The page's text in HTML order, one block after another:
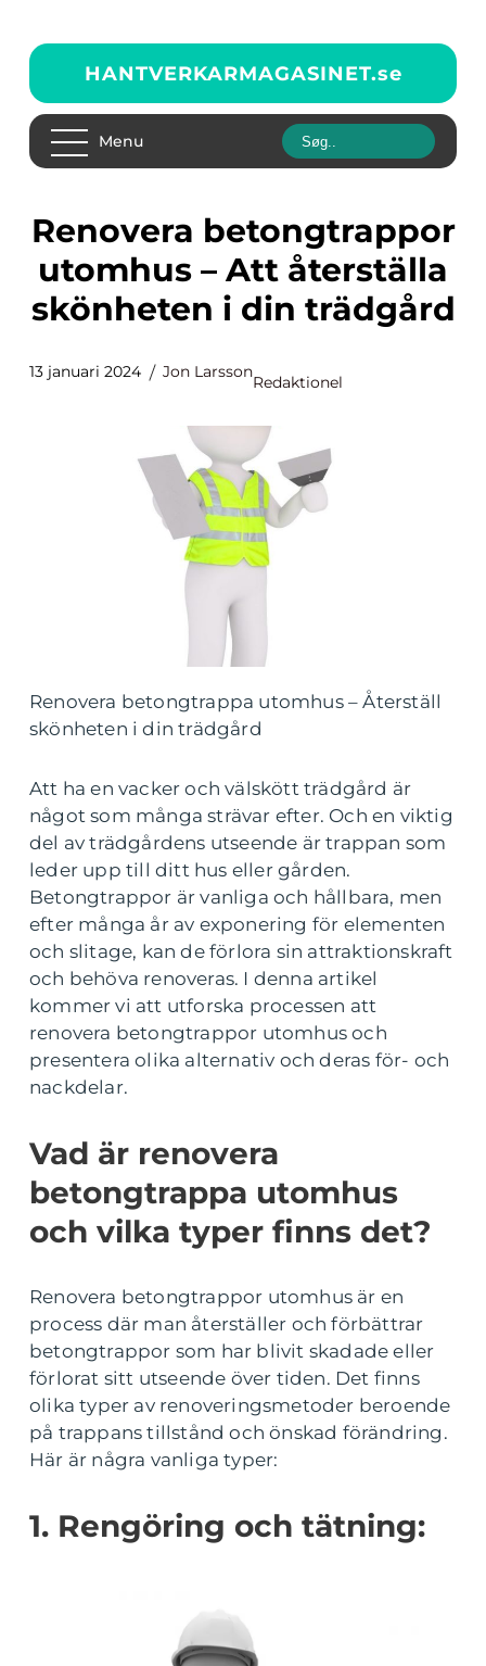
HANTVERKARMAGASINET.se
Menu
Renovera betongtrappor
utomhus – Att återställa
skönheten i din trädgård
13 januari 2024 Jon Larsson
Redaktionel
Renovera betongtrappa utomhus – Återställ
skönheten i din trädgård
Att ha en vacker och välskött trädgård är
något som många strävar efter. Och en viktig
del av trädgårdens utseende är trappan som
leder upp till ditt hus eller gården.
Betongtrappor är vanliga och hållbara, men
efter många år av exponering för elementen
och slitage, kan de förlora sin attraktionskraft
och behöva renoveras. I denna artikel
kommer vi att utforska processen att
renovera betongtrappor utomhus och
presentera olika alternativ och deras för- och
nackdelar.
Vad är renovera
betongtrappa utomhus
och vilka typer finns det?
Renovera betongtrappor utomhus är en
process där man återställer och förbättrar
betongtrappor som har blivit skadade eller
förlorat sitt utseende över tiden. Det finns
olika typer av renoveringsmetoder beroende
på trappans tillstånd och önskad förändring.
Här är några vanliga typer:
1. Rengöring och tätning: